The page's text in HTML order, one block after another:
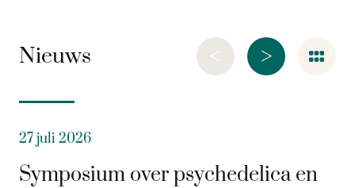
Nieuws >
<
27 juli 2026
Symposium over psychedelica en